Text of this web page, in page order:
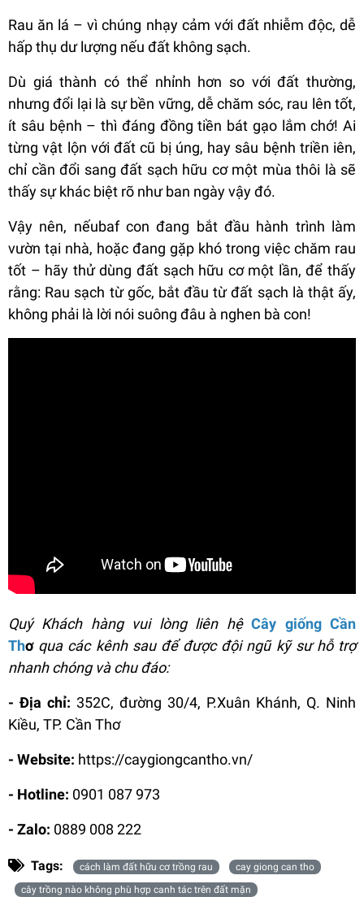
Rau ăn lá – vì chúng nhạy cảm với đất nhiễm độc, dễ
hấp thụ dư lượng nếu đất không sạch.
Dù giá thành có thể nhỉnh hơn so với đất thường,
nhưng đổi lại là sự bền vững, dễ chăm sóc, rau lên tốt,
ít sâu bệnh – thì đáng đồng tiền bát gạo lắm chớ! Ai
từng vật lộn với đất cũ bị úng, hay sâu bệnh triền iên,
chỉ cần đổi sang đất sạch hữu cơ một mùa thôi là sẽ
thấy sự khác biệt rõ như ban ngày vậy đó.
Vậy nên, nếubaf con đang bắt đầu hành trình làm
vườn tại nhà, hoặc đang gặp khó trong việc chăm rau
tốt – hãy thử dùng đất sạch hữu cơ một lần, để thấy
rằng: Rau sạch từ gốc, bắt đầu từ đất sạch là thật ấy,
không phải là lời nói suông đâu à nghen bà con!
Quý Khách hàng vui lòng liên hệ Cây giống Cần
Thơ qua các kênh sau để được đội ngũ kỹ sư hỗ trợ
nhanh chóng và chu đáo:
- Địa chỉ: 352C, đường 30/4, P.Xuân Khánh, Q. Ninh
Kiều, TP. Cần Thơ
- Website: https://caygiongcantho.vn/
- Hotline: 0901 087 973
- Zalo: 0889 008 222
Tags: cách làm đất hữu cơ trồng rau
cay giong can tho
cây trồng nào không phù hợp canh tác trên đất mặn